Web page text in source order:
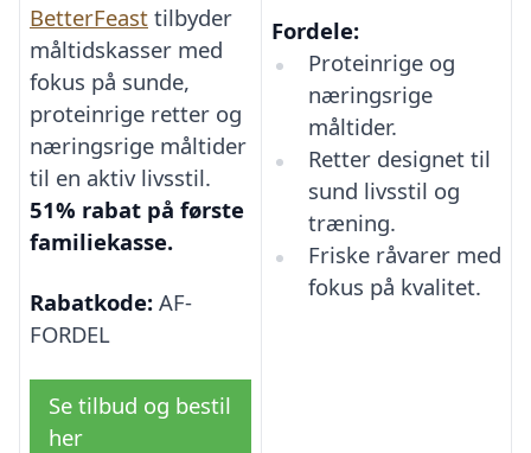
BetterFeast tilbyder
måltidskasser med
fokus på sunde,
proteinrige retter og
næringsrige måltider
til en aktiv livsstil.
51% rabat på første
familiekasse.
Rabatkode: AF-
FORDEL
Se tilbud og bestil
her
Fordele:
Proteinrige og
næringsrige
måltider.
Retter designet til
sund livsstil og
træning.
Friske råvarer med
fokus på kvalitet.